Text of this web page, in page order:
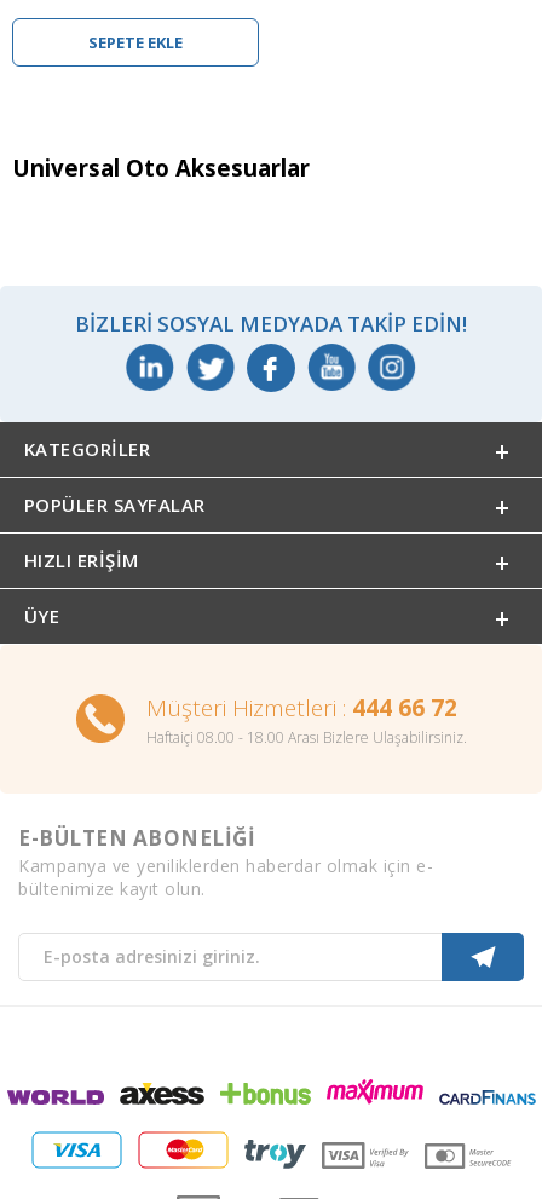
SEPETE EKLE
Universal Oto Aksesuarlar
BIZLERI SOSYAL MEDYADA TAKIP EDIN!
KATEGORILER
POPÜLER SAYFALAR
HIZLI ERIŞIM
ÜYE
Müşteri Hizmetleri : 444 66 72
Haftaiçi 08.00 - 18.00 Arası Bizlere Ulaşabilirsiniz.
E-BÜLTEN ABONELİĞİ
Kampanya ve yeniliklerden haberdar olmak için e-
bültenimize kayıt olun.